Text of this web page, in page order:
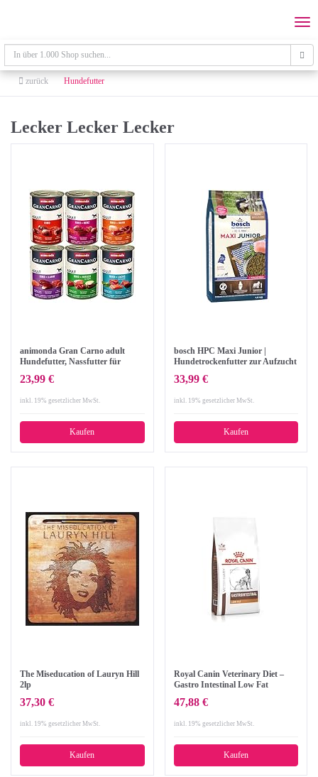
content
zurück Hundefutter
Lecker Lecker Lecker
animonda Gran Carno adult
Hundefutter, Nassfutter für
Variation, 6 x 400 g
23,99 €
inkl. 19% gesetzlicher MwSt.
Kaufen
bosch HPC Maxi Junior |
Hundetrockenfutter zur Aufzucht
kg
33,99 €
inkl. 19% gesetzlicher MwSt.
Kaufen
The Miseducation of Lauryn Hill
2lp
37,30 €
inkl. 19% gesetzlicher MwSt.
Kaufen
Royal Canin Veterinary Diet –
Gastro Intestinal Low Fat
47,88 €
inkl. 19% gesetzlicher MwSt.
Kaufen